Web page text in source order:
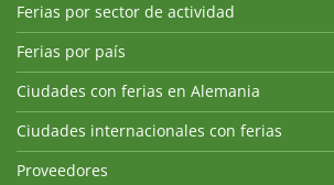
Ferias por sector de actividad
Ferias por país
Ciudades con ferias en Alemania
Ciudades internacionales con ferias
Proveedores